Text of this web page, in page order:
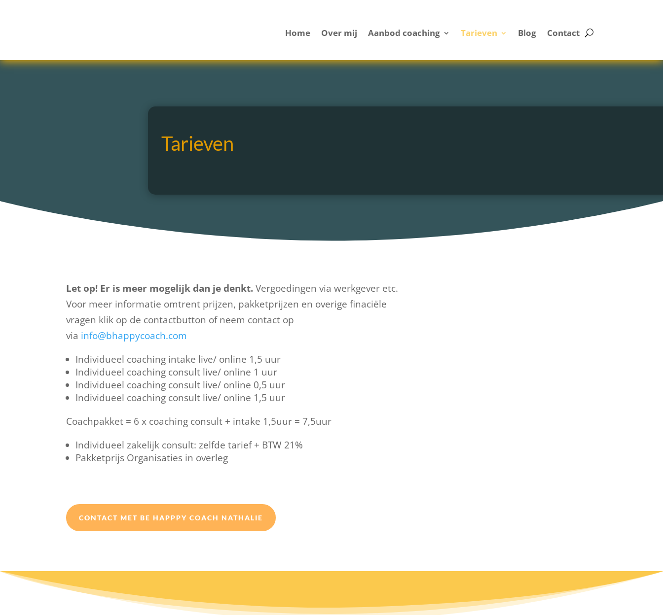
Home Over mij Aanbod coaching Tarieven Blog Contact
Tarieven
Let op! Er is meer mogelijk dan je denkt.Vergoedingen via werkgever etc.
Voor meer informatie omtrent prijzen, pakketprijzen en overige finaciële
vragen klik op de contactbutton of neem contact op
via info@bhappycoach.com
Individueel coaching intake live/ online 1,5 uur
Individueel coaching consult live/ online 1 uur
Individueel coaching consult live/ online 0,5 uur
Individueel coaching consult live/ online 1,5 uur
Coachpakket = 6 x coaching consult + intake 1,5uur = 7,5uur
Individueel zakelijk consult: zelfde tarief + BTW 21%
Pakketprijs Organisaties in overleg
CONTACT MET BE HAPPPY COACH NATHALIE